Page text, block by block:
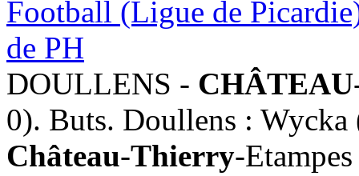
Football (Ligue de
de PH
DOULLENS - CHÂTEAU
0). Buts. Doullens : Wycka
Château-Thierry-